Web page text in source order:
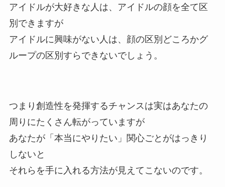
アイドルが大好きな人は、アイドルの顔を全て区
別できますが
アイドルに興味がない人は、顔の区別どころかグ
ループの区別すらできないでしょう。
つまり創造性を発揮するチャンスは実はあなたの
周りにたくさん転がっていますが
あなたが「本当にやりたい」関心ごとがはっきり
しないと
それらを手に入れる方法が見えてこないのです。